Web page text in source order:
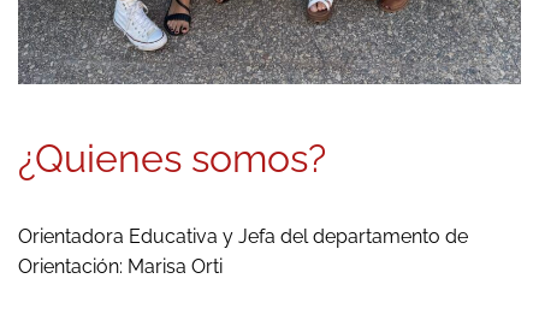
¿Quienes somos?
Orientadora Educativa y Jefa del departamento de
Orientación: Marisa Orti